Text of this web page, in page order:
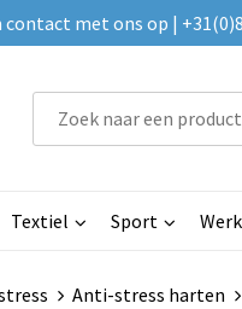
contact met ons op |
Textiel Sport
Anti-stress harten